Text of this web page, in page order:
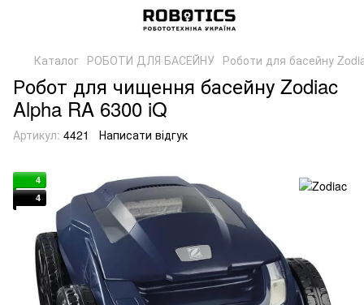
Каталог РОБОТИ ДЛЯ БАСЕЙНУ Роботи для басейну
Робот для чищення басейну Zodiac
Alpha RA 6300 iQ
Артикул: 4421 Написати відгук
4
4